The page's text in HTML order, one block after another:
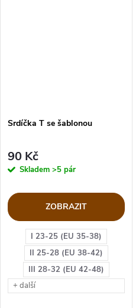
I 23-25 (EU 35-38)
II 25-28 (EU 38-42)
III 28-32 (EU 42-48)
+ další
Srdíčka T se šablonou
90 Kč
Skladem >5 pár
ZOBRAZIT